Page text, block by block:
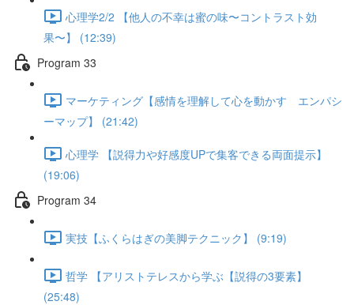
心理学2/2 【他人の不幸は蜜の味〜コントラスト効
果〜】 (12:39)
Program 33
マーケティング【感情を理解して心を動かす エンパシ
ーマップ】 (21:42)
心理学 【説得力や好感度UPで集客できる両面提示】
(19:06)
Program 34
実技【ふくらはぎの美脚テクニック】 (9:19)
哲学 【アリストテレスから学ぶ【説得の3要素】
(25:48)